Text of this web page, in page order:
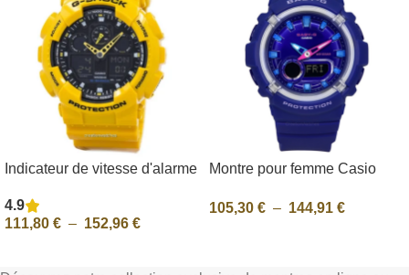
Indicateur de vitesse d'alarme
9ADR Montre Casio G-Shock
pour hommes
4.9
111,80 € – 152,96 €
Montre pour femme Casio
numérique en résine avec
105,30 € – 144,91 €